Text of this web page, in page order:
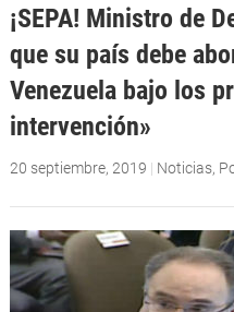
¡SEPA! Ministro de
que su país debe
Venezuela bajo los
intervención»
20 septiembre, 2019 | Noticias,